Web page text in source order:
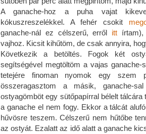
A ganache-hoz a puha vajat
kókuszreszelékkel. A fehér csokit
ganache-nál ez célszerű, erről itt
vajhoz. Kicsit kihűtöm, de csak annyira,
Következik a betöltés. Fogok két
segítségével megtöltöm a vajas
tetejére finoman nyomok egy szem
összeragasztom a másik, ganache-
ostyagömböt egy sütőpapírral bélelt
a ganache el nem fogy. Ekkor a tálcát
hűvösre teszem. Célszerű nem hűtőbe
az ostyát. Ezalatt az idő alatt a ganache